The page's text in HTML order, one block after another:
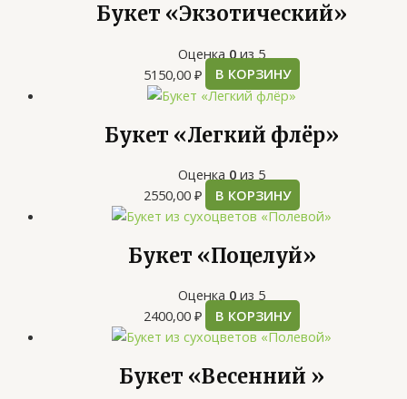
Букет «Экзотический»
Оценка 0 из 5
5150,00 ₽ В КОРЗИНУ
Букет «Легкий флёр»
Оценка 0 из 5
2550,00 ₽ В КОРЗИНУ
Букет «Поцелуй»
Оценка 0 из 5
2400,00 ₽ В КОРЗИНУ
Букет «Весенний »